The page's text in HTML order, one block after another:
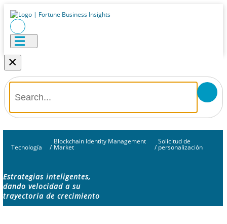
×
Tecnología /
Blockchain Identity Management
Market /
Solicitud de
personalización
Estrategias inteligentes,
dando velocidad a su
trayectoria de crecimiento